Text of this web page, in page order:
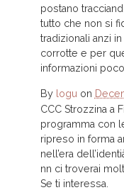
postano
tutto che non si
tradizionali anzi
corrotte e per
informazioni
By logu on
CCC Strozzina a
programma con
ripreso in forma
nell’era
nn ci troverai
Se ti interessa.